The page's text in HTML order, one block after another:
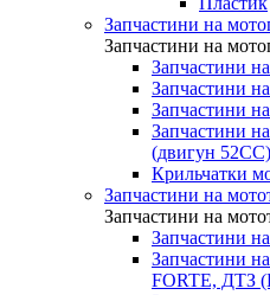
Запчастини на
Запчастини на
Запчастини
Запчастини
Запчастини
Запчастини
(двигун 52CC)
Крильчатки
Запчастини на
Запчастини на
Запчастини
Запчастини
FORTE, ДТЗ